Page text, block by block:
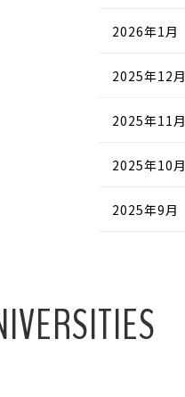
2026年1月
2025年12月
2025年11月
2025年10月
2025年9月